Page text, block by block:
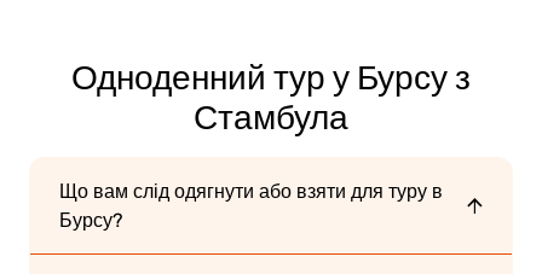
Одноденний тур у Бурсу з
Стамбула
Що вам слід одягнути або взяти для туру в
Бурсу?